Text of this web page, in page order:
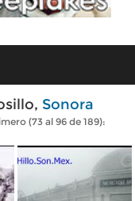
Sonora
(73 al 96 de 189):